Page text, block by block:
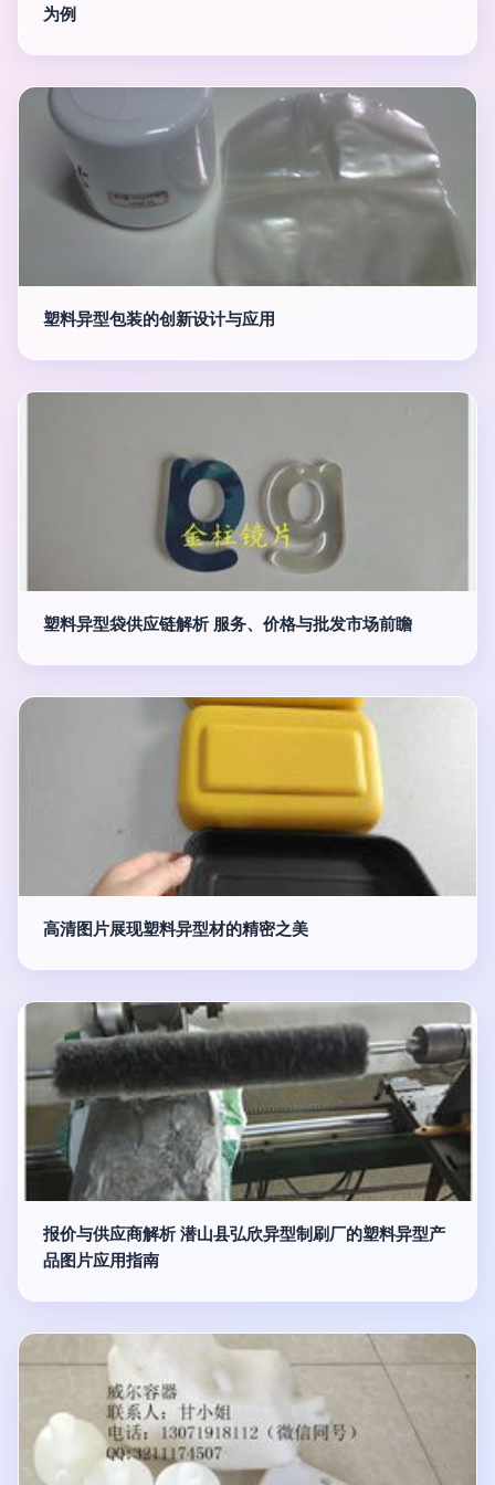
为例
塑料异型包装的创新设计与应用
塑料异型袋供应链解析 服务、价格与批发市场前瞻
高清图片展现塑料异型材的精密之美
报价与供应商解析 潜山县弘欣异型制刷厂的塑料异型产
品图片应用指南